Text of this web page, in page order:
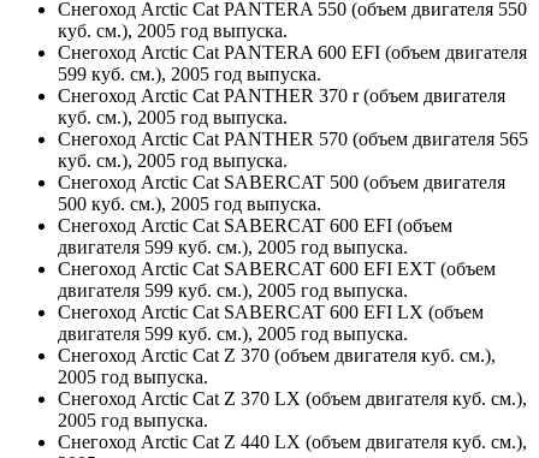
Снегоход Arctic Cat PANTERA 550 (объем двигателя 550
куб. см.), 2005 год выпуска.
Снегоход Arctic Cat PANTERA 600 EFI (объем двигателя
599 куб. см.), 2005 год выпуска.
Снегоход Arctic Cat PANTHER 370 r (объем двигателя
куб. см.), 2005 год выпуска.
Снегоход Arctic Cat PANTHER 570 (объем двигателя 565
куб. см.), 2005 год выпуска.
Снегоход Arctic Cat SABERCAT 500 (объем двигателя
500 куб. см.), 2005 год выпуска.
Снегоход Arctic Cat SABERCAT 600 EFI (объем
двигателя 599 куб. см.), 2005 год выпуска.
Снегоход Arctic Cat SABERCAT 600 EFI EXT (объем
двигателя 599 куб. см.), 2005 год выпуска.
Снегоход Arctic Cat SABERCAT 600 EFI LX (объем
двигателя 599 куб. см.), 2005 год выпуска.
Снегоход Arctic Cat Z 370 (объем двигателя куб. см.),
2005 год выпуска.
Снегоход Arctic Cat Z 370 LX (объем двигателя куб. см.),
2005 год выпуска.
Снегоход Arctic Cat Z 440 LX (объем двигателя куб. см.),